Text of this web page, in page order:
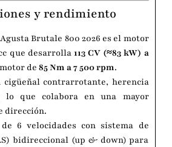
y rendimiento
Brutale 800 2026 es el motor
que desarrolla 113 CV (≈83 kW) a
de 85 Nm a 7 500 rpm.
cigüeñal contrarrotante, herencia
lo que colabora en una mayor
dirección.
6 velocidades con sistema de
bidireccional (up & down) para